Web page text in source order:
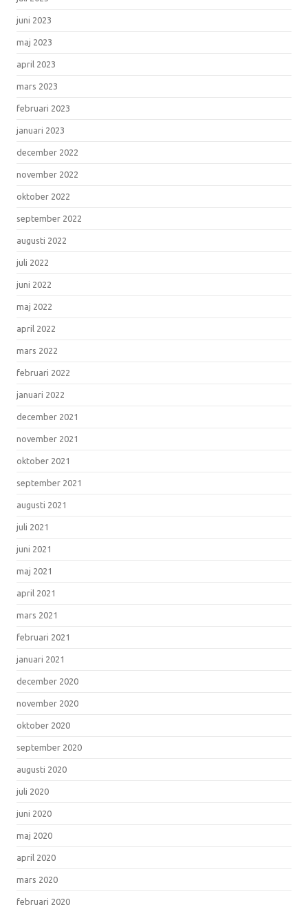
juni 2023
maj 2023
april 2023
mars 2023
februari 2023
januari 2023
december 2022
november 2022
oktober 2022
september 2022
augusti 2022
juli 2022
juni 2022
maj 2022
april 2022
mars 2022
februari 2022
januari 2022
december 2021
november 2021
oktober 2021
september 2021
augusti 2021
juli 2021
juni 2021
maj 2021
april 2021
mars 2021
februari 2021
januari 2021
december 2020
november 2020
oktober 2020
september 2020
augusti 2020
juli 2020
juni 2020
maj 2020
april 2020
mars 2020
februari 2020